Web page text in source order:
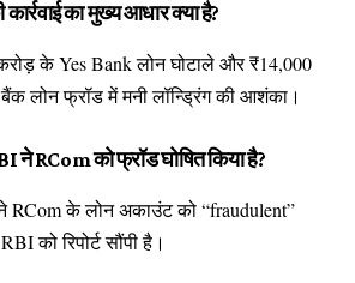
कार्रवाई का मुख्य आधार क्या है?
के Yes Bank लोन घोटाले और ₹14,000
लोन फ्रॉड में मनी लॉन्ड्रिंग की आशंका।
ने RCom को फ्रॉड घोषित किया है?
RCom के लोन अकाउंट को “fraudulent”
को रिपोर्ट सौंपी है।